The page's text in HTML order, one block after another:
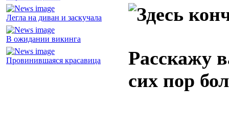
Легла на диван и заскучала
В ожидании викинга
Провинившаяся красавица
Расскажу
сих пор